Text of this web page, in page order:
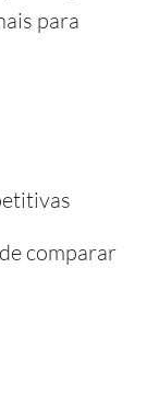
para
comparar